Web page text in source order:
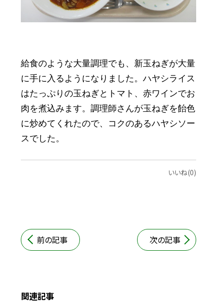
給食のような大量調理でも、新玉ねぎが大量
に手に入るようになりました。ハヤシライス
はたっぷりの玉ねぎとトマト、赤ワインでお
肉を煮込みます。調理師さんが玉ねぎを飴色
に炒めてくれたので、コクのあるハヤシソー
スでした。
いいね(0)
前の記事 次の記事
関連記事